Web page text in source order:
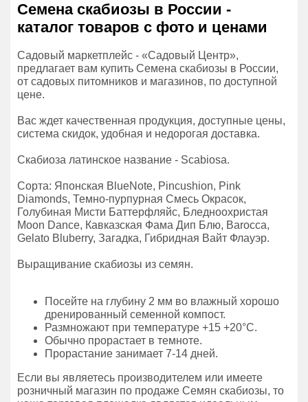
Семена скабиозы в России -
каталог товаров с фото и ценами
Садовый маркетплейс - «Садовый Центр»,
предлагает вам купить Семена скабиозы в России,
от садовых питомников и магазинов, по доступной
цене.
Вас ждет качественная продукция, доступные цены,
система скидок, удобная и недорогая доставка.
Скабиоза латинское название - Scabiosa.
Сорта: Японская BlueNote, Pincushion, Pink
Diamonds, Темно-пурпурная Смесь Окрасок,
Голубиная Мисти Баттерфляйс, Бледноохристая
Moon Dance, Кавказская Фама Дип Блю, Barocca,
Gelato Bluberry, Загадка, Гибридная Вайт Флауэр.
Выращивание скабиозы из семян.
Посейте на глубину 2 мм во влажный хорошо
дренированный семенной компост.
Размножают при температуре +15 +20°C.
Обычно прорастает в темноте.
Прорастание занимает 7-14 дней.
Если вы являетесь производителем или имеете
розничный магазин по продаже Семян скабиозы, то